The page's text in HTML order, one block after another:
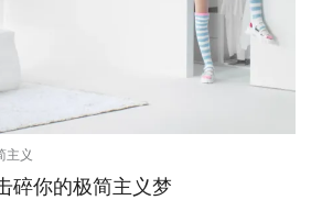
主义
碎你的极简主义梦